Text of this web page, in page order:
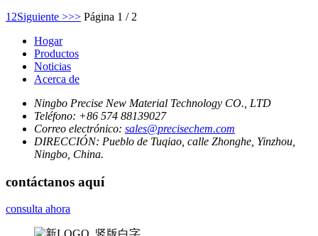
1 2Siguiente >>> Página 1 / 2
Hogar
Productos
Noticias
Acerca de
Ningbo Precise New Material Technology CO., LTD
Teléfono: +86 574 88139027
Correo electrónico: sales@precisechem.com
DIRECCIÓN: Pueblo de Tuqiao, calle Zhonghe, Yinzhou,
Ningbo, China.
contáctanos aquí
consulta ahora